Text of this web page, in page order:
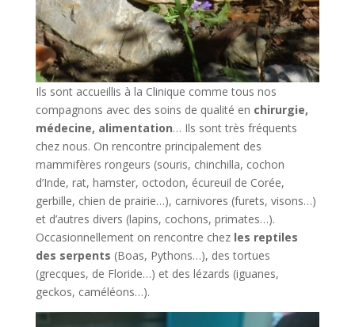
Ils sont accueillis à la Clinique comme tous nos
compagnons avec des soins de qualité en chirurgie,
médecine, alimentation… Ils sont très fréquents
chez nous. On rencontre principalement des
mammifères rongeurs (souris, chinchilla, cochon
d’Inde, rat, hamster, octodon, écureuil de Corée,
gerbille, chien de prairie…), carnivores (furets, visons…)
et d’autres divers (lapins, cochons, primates…).
Occasionnellement on rencontre chezles reptiles
des serpents (Boas, Pythons…), des tortues
(grecques, de Floride…) et des lézards (iguanes,
geckos, caméléons…).